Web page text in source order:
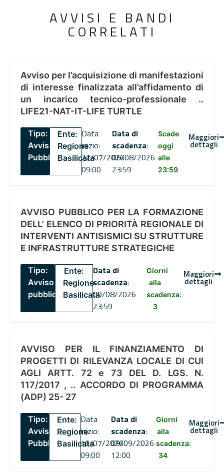
AVVISI E BANDI
CORRELATI
Avviso per l’acquisizione di manifestazioni
di interesse finalizzata all’affidamento di
un incarico tecnico-professionale ..
LIFE21-NAT-IT-LIFE TURTLE
Tipo:
Avviso
Pubblico
Ente:
Regione
Basilicata
Data
inizio:
22/07/2026
09:00
Data di
scadenza:
06/08/2026
23:59
Scade
oggi
alle
23:59
Maggiori
dettagli
AVVISO PUBBLICO PER LA FORMAZIONE
DELL’ ELENCO DI PRIORITÀ REGIONALE DI
INTERVENTI ANTISISMICI SU STRUTTURE
E INFRASTRUTTURE STRATEGICHE
Tipo:
Avviso
pubblico
Ente:
Regione
Basilicata
Data di
scadenza:
09/08/2026
23:59
Giorni
alla
scadenza:
3
Maggiori
dettagli
AVVISO PER IL FINANZIAMENTO DI
PROGETTI DI RILEVANZA LOCALE DI CUI
AGLI ARTT. 72 e 73 DEL D. LGS. N.
117/2017 , .. ACCORDO DI PROGRAMMA
(ADP) 25- 27
Tipo:
Avviso
Pubblico
Ente:
Regione
Basilicata
Data
inizio:
16/07/2026
09:00
Data di
scadenza:
09/09/2026
12:00
Giorni
alla
scadenza:
34
Maggiori
dettagli